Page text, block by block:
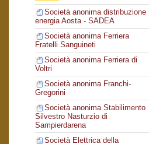
Società anonima distribuzione
energia Aosta - SADEA
Società anonima Ferriera
Fratelli Sanguineti
Società anonima Ferriera di
Voltri
Società anonima Franchi-
Gregorini
Società anonima Stabilimento
Silvestro Nasturzio di
Sampierdarena
Società Elettrica della